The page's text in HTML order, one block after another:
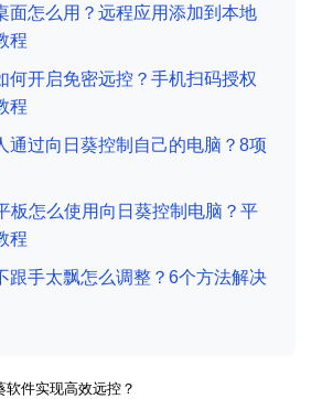
面怎么用？远程应用添加到本地
程
何开启免密远控？手机扫码授权
程
通过向日葵控制自己的电脑？8项
板怎么使用向日葵控制电脑？平
程
跟手太飘怎么调整？6个方法解决
软件实现高效远控？